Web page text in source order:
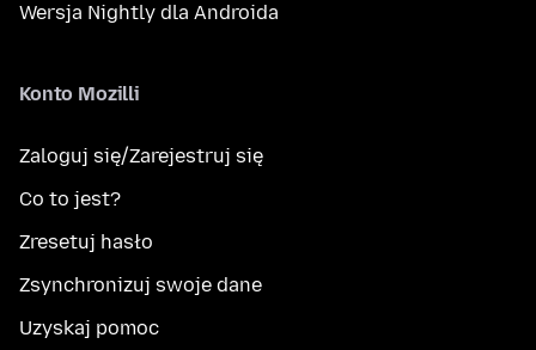
Wersja Nightly dla Androida
Konto Mozilli
Zaloguj się/Zarejestruj się
Co to jest?
Zresetuj hasło
Zsynchronizuj swoje dane
Uzyskaj pomoc